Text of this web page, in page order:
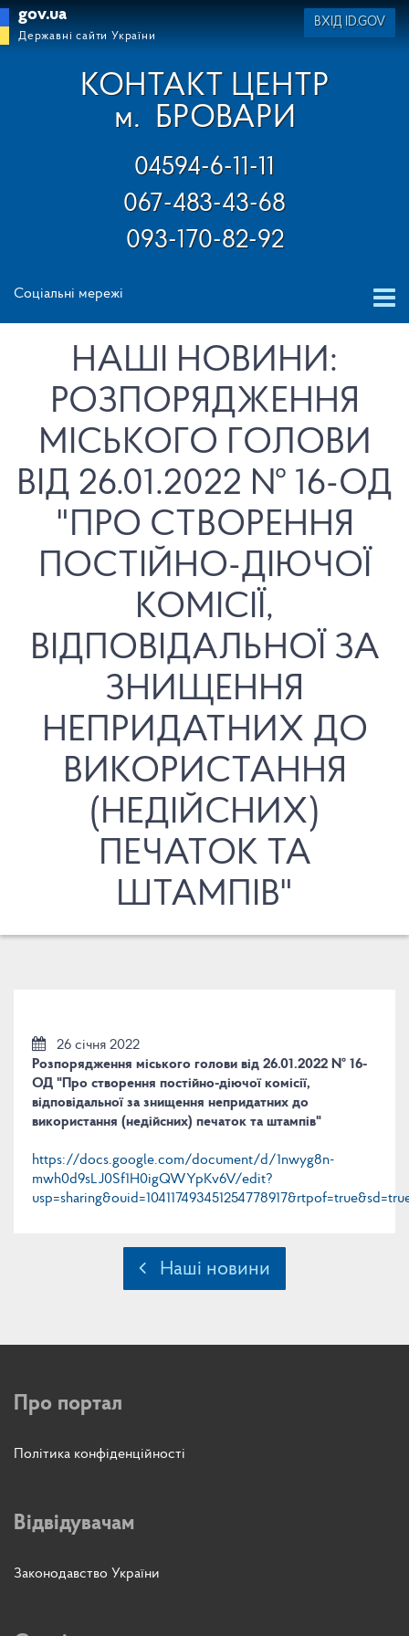
gov.ua
Державні сайти України
ВХІД ID.GOV
КОНТАКТ ЦЕНТР
м. БРОВАРИ
04594-6-11-11
067-483-43-68
093-170-82-92
Соціальні мережі
НАШІ НОВИНИ:
РОЗПОРЯДЖЕННЯ
МІСЬКОГО ГОЛОВИ
ВІД 26.01.2022 № 16-ОД
"ПРО СТВОРЕННЯ
ПОСТІЙНО-ДІЮЧОЇ
КОМІСІЇ,
ВІДПОВІДАЛЬНОЇ ЗА
ЗНИЩЕННЯ
НЕПРИДАТНИХ ДО
ВИКОРИСТАННЯ
(НЕДІЙСНИХ)
ПЕЧАТОК ТА
ШТАМПІВ"
26 січня 2022
Розпорядження міського голови від 26.01.2022 № 16-
ОД "Про створення постійно-діючої комісії,
відповідальної за знищення непридатних до
використання (недійсних) печаток та штампів"
https://docs.google.com/document/d/1nwyg8n-
mwh0d9sLJ0Sf1H0igQWYpKv6V/edit?
Наші новини
Про портал
Політика конфіденційності
Відвідувачам
Законодавство України